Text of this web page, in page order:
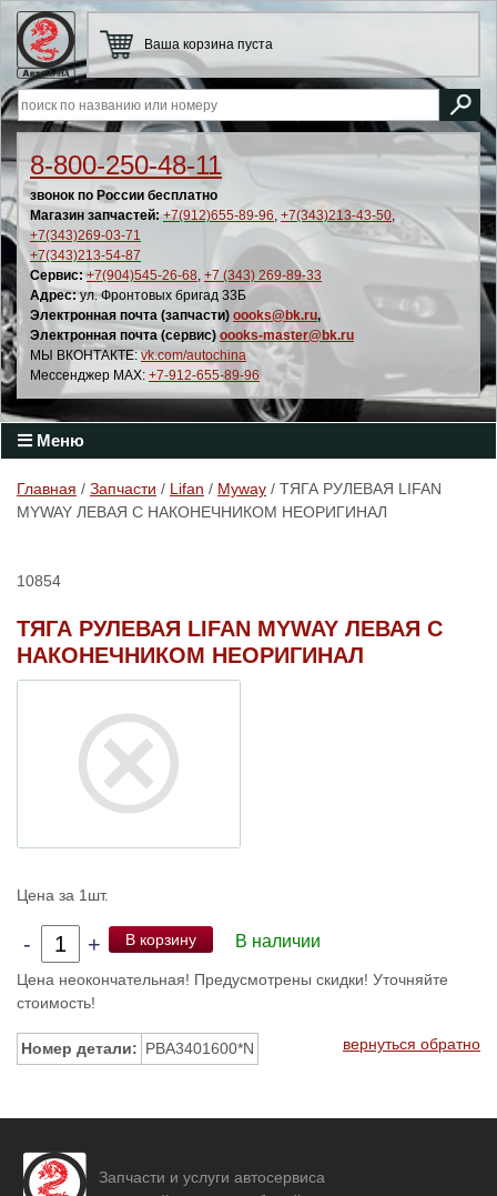
8-800-250-48-11
звонок по России бесплатно
Магазин запчастей: +7(912)655-89-96, +7(343)213-43-50,
+7(343)269-03-71
+7(343)213-54-87
Сервис: +7(904)545-26-68, +7 (343) 269-89-33
Адрес:ул. Фронтовых бригад 33Б
Электронная почта (запчасти) oooks@bk.ru,
Электронная почта (сервис) oooks-master@bk.ru
МЫ ВКОНТАКТЕ: vk.com/autochina
Мессенджер MAX: +7-912-655-89-96
Ваша корзина пуста
Меню
Главная / Запчасти / Lifan / Myway / ТЯГА РУЛЕВАЯ LIFAN
MYWAY ЛЕВАЯ С НАКОНЕЧНИКОМ НЕОРИГИНАЛ
10854
ТЯГА РУЛЕВАЯ LIFAN MYWAY ЛЕВАЯ С
НАКОНЕЧНИКОМ НЕОРИГИНАЛ
Цена за 1шт.
- + В корзину В наличии
Цена неокончательная! Предусмотрены скидки! Уточняйте
стоимость!
Номер детали: PBA3401600*N вернуться обратно
Запчасти и услуги автосервиса